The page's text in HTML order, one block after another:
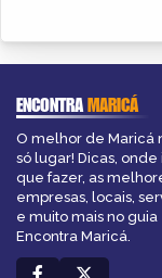
ENCONTRAMARICÁ
O melhor de Maricá
só lugar! Dicas, onde
que fazer, as
empresas, locais,
e muito mais no guia
Encontra Maricá.